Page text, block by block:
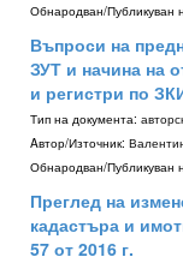
Обнародван/Публикуван
Въпроси на
ЗУТ и начина на
и регистри по
Тип на документа:
Aвтор/Източник:
Обнародван/Публикуван
Преглед на
кадастъра и
57 от 2016 г.